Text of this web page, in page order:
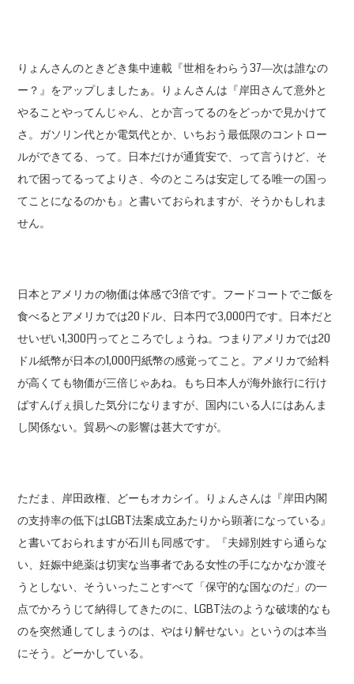
りょんさんのときどき集中連載『世相をわらう37―次は誰なの
ー？』をアップしましたぁ。りょんさんは『岸田さんて意外と
やることやってんじゃん、とか言ってるのをどっかで見かけて
さ。ガソリン代とか電気代とか、いちおう最低限のコントロー
ルができてる、って。日本だけが通貨安で、って言うけど、そ
れで困ってるってよりさ、今のところは安定してる唯一の国っ
てことになるのかも』と書いておられますが、そうかもしれま
せん。
日本とアメリカの物価は体感で3倍です。フードコートでご飯を
食べるとアメリカでは20ドル、日本円で3,000円です。日本だと
せいぜい1,300円ってところでしょうね。つまりアメリカでは20
ドル紙幣が日本の1,000円紙幣の感覚ってこと。アメリカで給料
が高くても物価が三倍じゃあね。もち日本人が海外旅行に行け
ばすんげぇ損した気分になりますが、国内にいる人にはあんま
し関係ない。貿易への影響は甚大ですが。
ただま、岸田政権、どーもオカシイ。りょんさんは『岸田内閣
の支持率の低下はLGBT法案成立あたりから顕著になっている』
と書いておられますが石川も同感です。『夫婦別姓すら通らな
い、妊娠中絶薬は切実な当事者である女性の手になかなか渡そ
うとしない、そういったことすべて「保守的な国なのだ」の一
点でかろうじて納得してきたのに、LGBT法のような破壊的なも
のを突然通してしまうのは、やはり解せない』というのは本当
にそう。どーかしている。